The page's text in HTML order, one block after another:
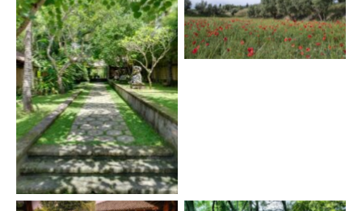
Caption 1
Caption 2